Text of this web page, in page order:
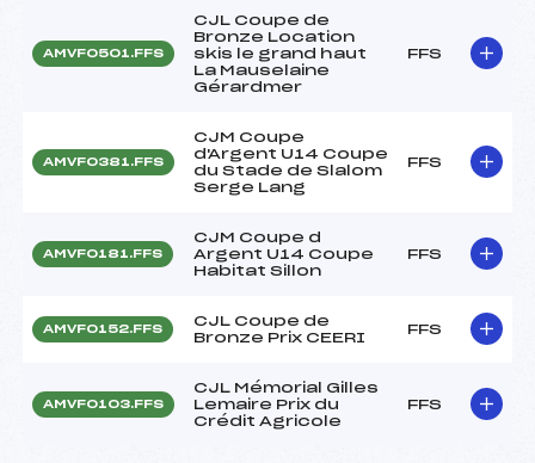
AMVF0501.FFS
CJL Coupe de
Bronze Location
skis le grand haut
La Mauselaine
Gérardmer
FFS
AMVF0381.FFS
CJM Coupe
d'Argent U14 Coupe
du Stade de Slalom
Serge Lang
FFS
AMVF0181.FFS
CJM Coupe d
Argent U14 Coupe
Habitat Sillon
FFS
AMVF0152.FFS
CJL Coupe de
Bronze Prix CEERI
FFS
AMVF0103.FFS
CJL Mémorial Gilles
Lemaire Prix du
Crédit Agricole
FFS